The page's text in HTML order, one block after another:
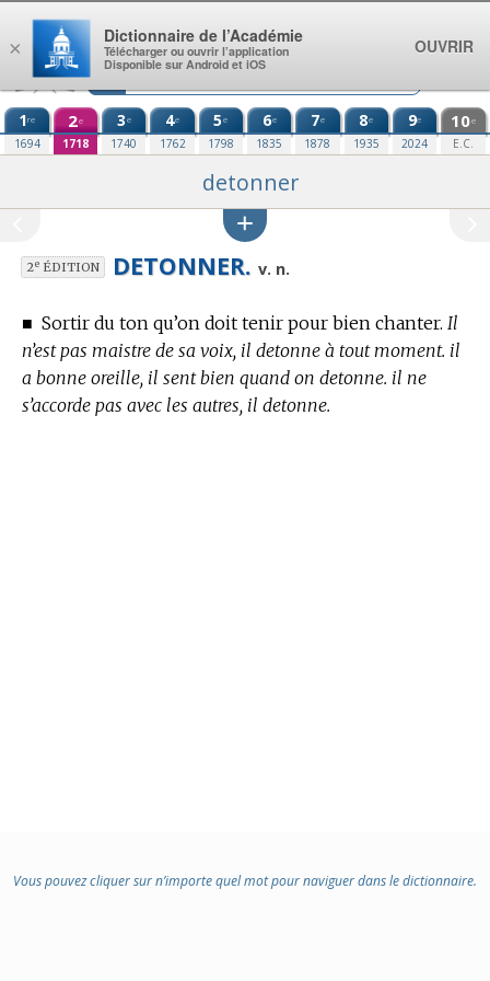
Aller au contenu
1re
1694
2e
1718
3e
1740
4e
1762
5e
1798
6e
1835
7e
1878
8e
1935
9e
2024
10e
E.C.
detonner
2eÉDITION DETONNER. v. n.
■ Sortir du ton qu’on doit tenir pour bien chanter. Il
n’est pas maistre de sa voix, il detonne à tout moment. il
a bonne oreille, il sent bien quand on detonne. il ne
s’accorde pas avec les autres, il detonne.
Vous pouvez cliquer sur n’importe quel mot pour naviguer dans le dictionnaire.
×
Dictionnaire de l’Académie
Télécharger ou ouvrir l’application
Disponible sur Android et iOS
OUVRIR